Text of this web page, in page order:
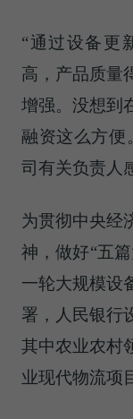
“通过设备更
高，产品质量
增强。没想到
融资这么方便
司有关负责人
为贯彻中央经
神，做好“五
一轮大规模设
署，人民银行
其中农业农村
业现代物流项